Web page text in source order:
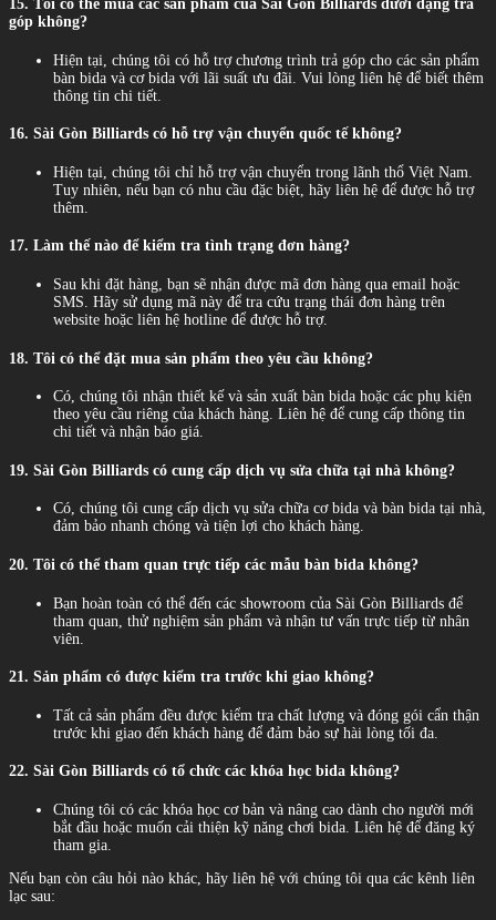
15. Tôi có thể mua các sản phẩm của Sài Gòn Billiards dưới dạng trả
góp không?
Hiện tại, chúng tôi có hỗ trợ chương trình trả góp cho các sản phẩm
bàn bida và cơ bida với lãi suất ưu đãi. Vui lòng liên hệ để biết thêm
thông tin chi tiết.
16. Sài Gòn Billiards có hỗ trợ vận chuyển quốc tế không?
Hiện tại, chúng tôi chỉ hỗ trợ vận chuyển trong lãnh thổ Việt Nam.
Tuy nhiên, nếu bạn có nhu cầu đặc biệt, hãy liên hệ để được hỗ trợ
thêm.
17. Làm thế nào để kiểm tra tình trạng đơn hàng?
Sau khi đặt hàng, bạn sẽ nhận được mã đơn hàng qua email hoặc
SMS. Hãy sử dụng mã này để tra cứu trạng thái đơn hàng trên
website hoặc liên hệ hotline để được hỗ trợ.
18. Tôi có thể đặt mua sản phẩm theo yêu cầu không?
Có, chúng tôi nhận thiết kế và sản xuất bàn bida hoặc các phụ kiện
theo yêu cầu riêng của khách hàng. Liên hệ để cung cấp thông tin
chi tiết và nhận báo giá.
19. Sài Gòn Billiards có cung cấp dịch vụ sửa chữa tại nhà không?
Có, chúng tôi cung cấp dịch vụ sửa chữa cơ bida và bàn bida tại nhà,
đảm bảo nhanh chóng và tiện lợi cho khách hàng.
20. Tôi có thể tham quan trực tiếp các mẫu bàn bida không?
Bạn hoàn toàn có thể đến các showroom của Sài Gòn Billiards để
tham quan, thử nghiệm sản phẩm và nhận tư vấn trực tiếp từ nhân
viên.
21. Sản phẩm có được kiểm tra trước khi giao không?
Tất cả sản phẩm đều được kiểm tra chất lượng và đóng gói cẩn thận
trước khi giao đến khách hàng để đảm bảo sự hài lòng tối đa.
22. Sài Gòn Billiards có tổ chức các khóa học bida không?
Chúng tôi có các khóa học cơ bản và nâng cao dành cho người mới
bắt đầu hoặc muốn cải thiện kỹ năng chơi bida. Liên hệ để đăng ký
tham gia.
Nếu bạn còn câu hỏi nào khác, hãy liên hệ với chúng tôi qua các kênh liên
lạc sau: